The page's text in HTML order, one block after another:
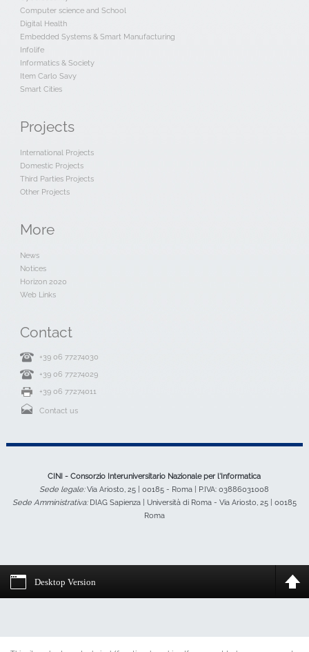
Computer science and School
Digital Health
Embedded Systems & Smart Manufacturing
Infolife
Informatics & Society
Item Carlo Savy
Smart Cities
Projects
International Projects
Domestic Projects
Third Parties Projects
Other Projects
More
News
Notices
Horizon 2020
Web Links
Contact
+39 06 77274030
+39 06 77274029
+39 06 77274011
Contact us
CINI - Consorzio Interuniversitario Nazionale per l'Informatica
Sede legale:Via Ariosto, 25 | 00185 - Roma | P.IVA: 03886031008
Sede Amministrativa:DIAG Sapienza | Università di Roma - Via Ariosto, 25 | 00185
Roma
Desktop Version